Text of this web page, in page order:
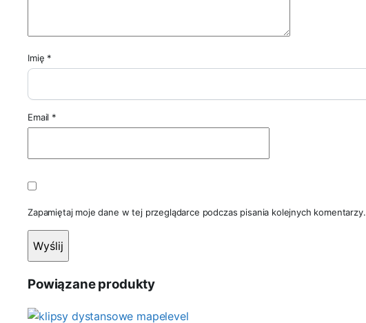
Imię *
Email *
Zapamiętaj moje dane w tej przeglądarce podczas pisania kolejnych komentarzy.
Powiązane produkty